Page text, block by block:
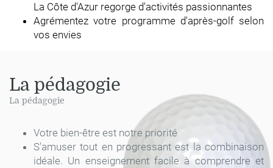
La Côte d'Azur regorge d'activités passionnantes
Agrémentez votre programme d'après-golf selon
vos envies
La pédagogie
La pédagogie
Votre bien-être est notre priorité
S'amuser tout en progressant est la combinaison
idéale. Un enseignement facile à comprendre et